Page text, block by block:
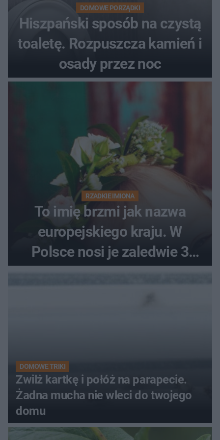
DOMOWE PORZĄDKI
Hiszpański sposób na czystą
toaletę. Rozpuszcza kamień i
osady przez noc
RZADKIE IMIONA
To imię brzmi jak nazwa
europejskiego kraju. W
Polsce nosi je zaledwie 3
DOMOWE TRIKI
Zwilż kartkę i połóż na parapecie.
Żadna mucha nie wleci do twojego
domu